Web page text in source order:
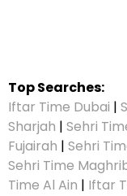
Top Searches:
Iftar Time Dubai |
Sharjah | Sehri
Fujairah | Sehri
Sehri Time
Time Al Ain | Iftar